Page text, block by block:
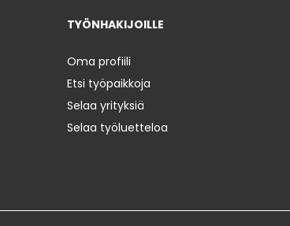
TYÖNHAKIJOILLE
Oma profiili
Etsi työpaikkoja
Selaa yrityksiä
Selaa työluetteloa